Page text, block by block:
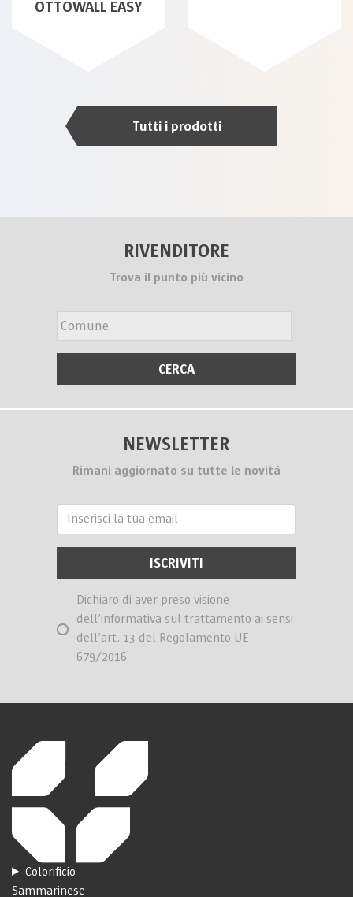
OTTOWALL EASY
Tutti i prodotti
RIVENDITORE
Trova il punto più vicino
NEWSLETTER
Rimani aggiornato su tutte le novitá
Dichiaro di aver preso visione
dell’informativa sul trattamento ai sensi
dell’art. 13 del Regolamento UE
679/2016
Colorificio
Sammarinese